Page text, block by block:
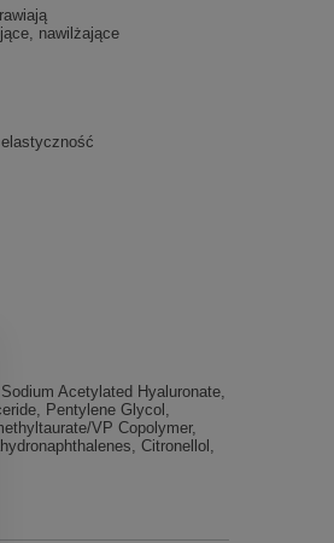
nawilżające
Acetylated Hyaluronate,
Pentylene Glycol,
VP Copolymer,
Citronellol,